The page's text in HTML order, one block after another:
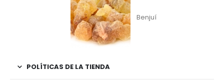
Benjuí
POLÍTICAS DE LA TIENDA